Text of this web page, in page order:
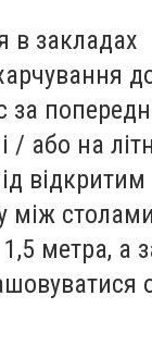
в закладах
за
або на
між
1,5 метра, а